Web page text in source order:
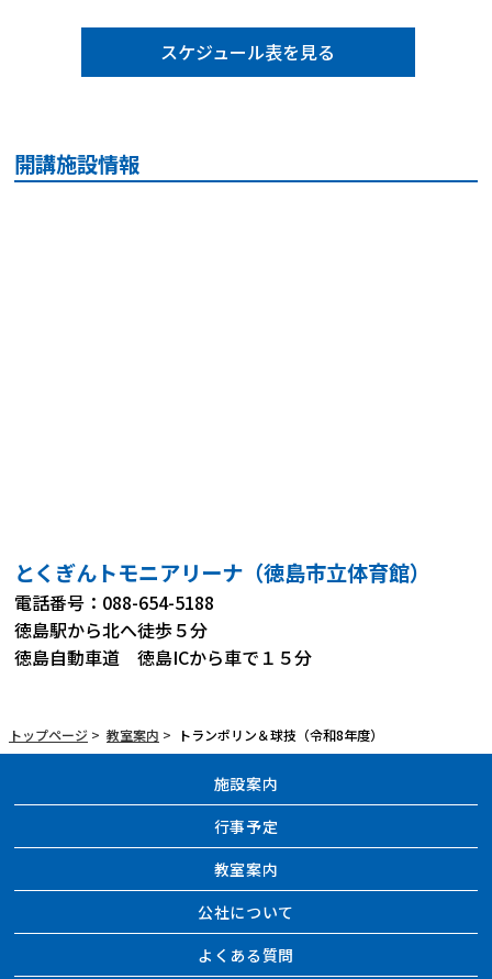
スケジュール表を見る
開講施設情報
とくぎんトモニアリーナ（徳島市立体育館）
電話番号：088-654-5188
徳島駅から北へ徒歩５分
徳島自動車道 徳島ICから車で１５分
トップページ > 教室案内 > トランポリン＆球技（令和8年度）
施設案内
行事予定
教室案内
公社について
よくある質問